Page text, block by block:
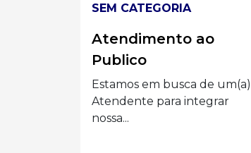
SEM CATEGORIA
Auxiliar administrado
Graduação completa ou
cursando Administração,
Processos Gerenciais e áreas...